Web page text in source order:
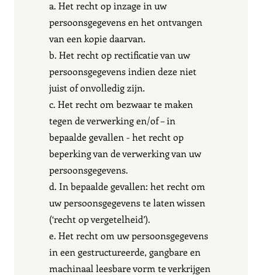
a. Het recht op inzage in uw
persoonsgegevens en het ontvangen
van een kopie daarvan.
b. Het recht op rectificatie van uw
persoonsgegevens indien deze niet
juist of onvolledig zijn.
c. Het recht om bezwaar te maken
tegen de verwerking en/of – in
bepaalde gevallen - het recht op
beperking van de verwerking van uw
persoonsgegevens.
d. In bepaalde gevallen: het recht om
uw persoonsgegevens te laten wissen
(‘recht op vergetelheid’).
e. Het recht om uw persoonsgegevens
in een gestructureerde, gangbare en
machinaal leesbare vorm te verkrijgen